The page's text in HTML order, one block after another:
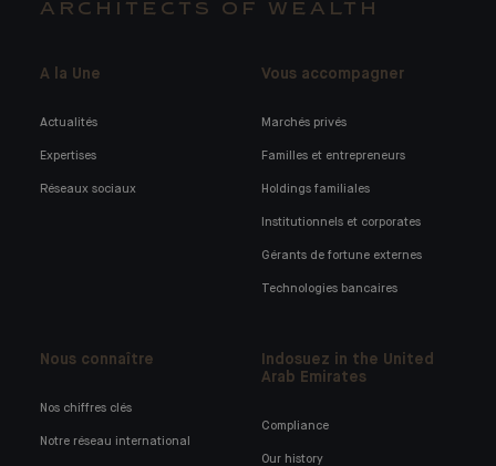
ARCHITECTS OF WEALTH
A la Une
Actualités
Expertises
Réseaux sociaux
Vous accompagner
Marchés privés
Familles et entrepreneurs
Holdings familiales
Institutionnels et corporates
Gérants de fortune externes
Technologies bancaires
Nous connaître
Nos chiffres clés
Notre réseau international
Indosuez in the United
Arab Emirates
Compliance
Our history